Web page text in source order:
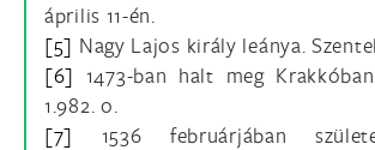
április 11-én.
[5] Nagy Lajos király leánya.
[6] 1473-ban halt meg
1.982. o.
[7] 1536 februárjában